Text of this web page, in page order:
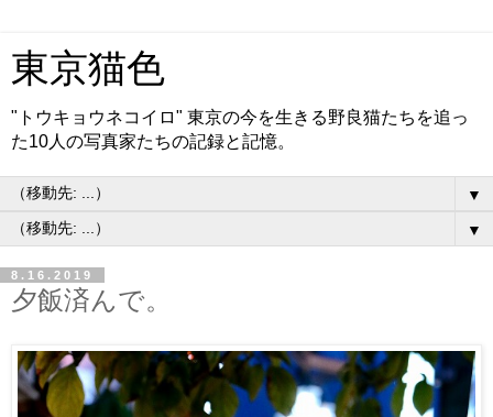
東京猫色
"トウキョウネコイロ" 東京の今を生きる野良猫たちを追っ
た10人の写真家たちの記録と記憶。
▼
▼
8.16.2019
夕飯済んで。